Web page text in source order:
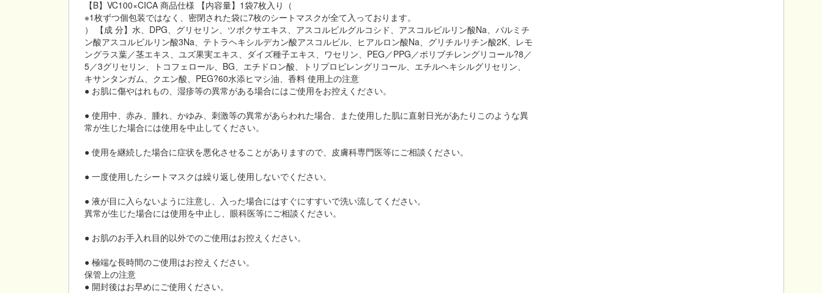
【B】VC100×CICA 商品仕様 【内容量】1袋7枚入り（
※1枚ずつ個包装ではなく、密閉された袋に7枚のシートマスクが全て入っております。
） 【成 分】水、DPG、グリセリン、ツボクサエキス、アスコルビルグルコシド、アスコルビルリン酸Na、パルミチ
ン酸アスコルビルリン酸3Na、テトラヘキシルデカン酸アスコルビル、ヒアルロン酸Na、グリチルリチン酸2K、レモ
ングラス葉／茎エキス、ユズ果実エキス、ダイズ種子エキス、ワセリン、PEG／PPG／ポリブチレングリコール?8／
5／3グリセリン、トコフェロール、BG、エチドロン酸、トリプロピレングリコール、エチルヘキシルグリセリン、
キサンタンガム、クエン酸、PEG?60水添ヒマシ油、香料 使用上の注意
● お肌に傷やはれもの、湿疹等の異常がある場合にはご使用をお控えください。
● 使用中、赤み、腫れ、かゆみ、刺激等の異常があらわれた場合、また使用した肌に直射日光があたりこのような異
常が生じた場合には使用を中止してください。
● 使用を継続した場合に症状を悪化させることがありますので、皮膚科専門医等にご相談ください。
● 一度使用したシートマスクは繰り返し使用しないでください。
● 液が目に入らないように注意し、入った場合にはすぐにすすいで洗い流してください。
異常が生じた場合には使用を中止し、眼科医等にご相談ください。
● お肌のお手入れ目的以外でのご使用はお控えください。
● 極端な長時間のご使用はお控えください。
保管上の注意
● 開封後はお早めにご使用ください。